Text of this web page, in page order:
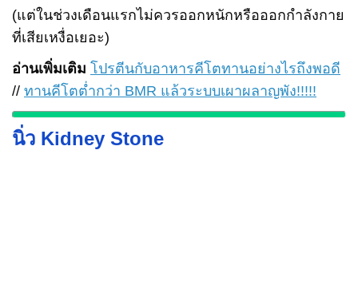
(แต่ในช่วงเดือนแรกไม่ควรออกหนักหรือออกกำลังกาย
ที่เสียเหงื่อเยอะ)
อ่านเพิ่มเติม โปรตีนกับอาหารคีโตทานอย่างไรถึงพอดี
// ทานคีโตต่ำกว่า BMR แล้วระบบเผาผลาญพัง!!!!!
นิ่ว Kidney Stone